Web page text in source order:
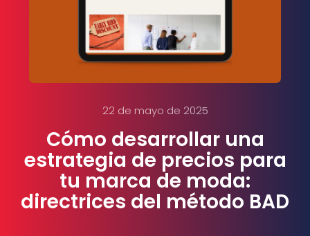
22 de mayo de 2025
Cómo desarrollar una
estrategia de precios para
tu marca de moda:
directrices del método BAD